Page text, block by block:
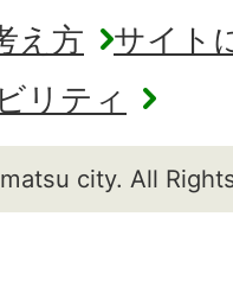
え方
サイト
リティ
city. All